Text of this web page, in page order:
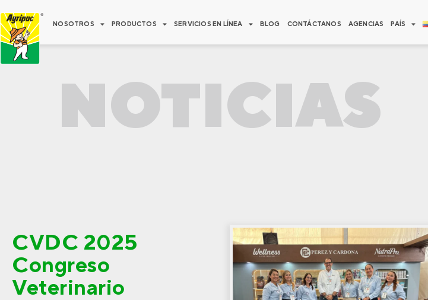
al
contenido
NOSOTROS PRODUCTOS SERVICIOS EN LÍNEA BLOG CONTÁCTANOS AGENCIAS PAÍS
NOTICIAS
CVDC 2025
Congreso
Veterinario